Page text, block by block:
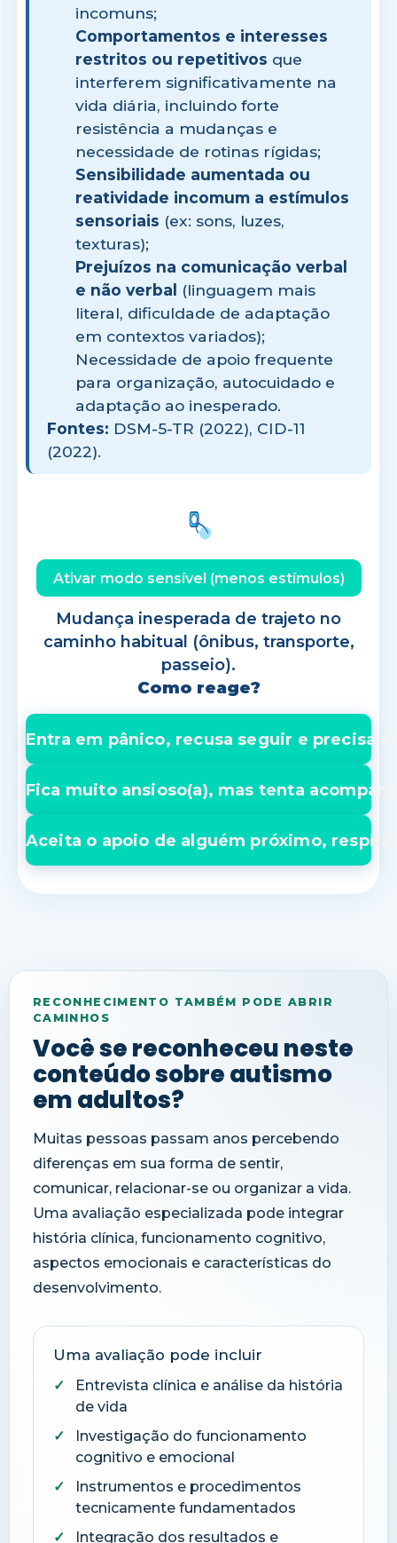
incomuns;
Comportamentos e interesses
restritos ou repetitivos que
interferem significativamente na
vida diária, incluindo forte
resistência a mudanças e
necessidade de rotinas rígidas;
Sensibilidade aumentada ou
reatividade incomum a estímulos
sensoriais (ex: sons, luzes,
texturas);
Prejuízos na comunicação verbal
e não verbal (linguagem mais
literal, dificuldade de adaptação
em contextos variados);
Necessidade de apoio frequente
para organização, autocuidado e
adaptação ao inesperado.
Fontes: DSM-5-TR (2022), CID-11
(2022).
Ativar modo sensível (menos estímulos)
Mudança inesperada de trajeto no
caminho habitual (ônibus, transporte,
passeio).
Como reage?
Entra em pânico, recusa seguir e precisa
Fica muito ansioso(a), mas tenta
Aceita o apoio de alguém próximo,
RECONHECIMENTO TAMBÉM PODE ABRIR
CAMINHOS
Você se reconheceu neste
conteúdo sobre autismo
em adultos?
Muitas pessoas passam anos percebendo
diferenças em sua forma de sentir,
comunicar, relacionar-se ou organizar a vida.
Uma avaliação especializada pode integrar
história clínica, funcionamento cognitivo,
aspectos emocionais e características do
desenvolvimento.
Uma avaliação pode incluir
Entrevista clínica e análise da história
de vida
Investigação do funcionamento
cognitivo e emocional
Instrumentos e procedimentos
tecnicamente fundamentados
Integração dos resultados e